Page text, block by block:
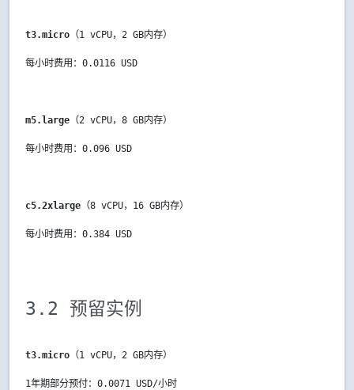
t3.micro （1 vCPU，2 GB内存）
每小时费用：0.0116 USD
m5.large （2 vCPU，8 GB内存）
每小时费用：0.096 USD
c5.2xlarge （8 vCPU，16 GB内存）
每小时费用：0.384 USD
3.2 预留实例
t3.micro （1 vCPU，2 GB内存）
1年期部分预付：0.0071 USD/小时